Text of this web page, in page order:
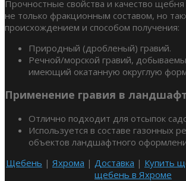
Прочностные свойства и качество
не только фракционным составом, но
происхождением и способом получения:
Природный (дробленый) гравий.
Речной/морской гравий,
имеющий окатанную округлую
Применение гравия в
Отлично подходит для отсыпок
Используется в составе газонных
объектов ландшафтного
Щебень | Яхрома | Доставка | Купить
щебень в Яхроме